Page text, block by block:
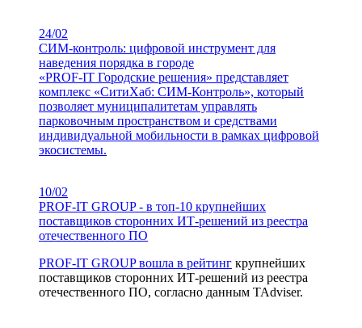
24/02
СИМ-контроль: цифровой инструмент для
наведения порядка в городе
«PROF-IT Городские решения» представляет
комплекс «СитиХаб: СИМ-Контроль», который
позволяет муниципалитетам управлять
парковочным пространством и средствами
индивидуальной мобильности в рамках цифровой
экосистемы.
10/02
PROF-IT GROUP - в топ-10 крупнейших
поставщиков сторонних ИТ-решений из реестра
отечественного ПО
PROF-IT GROUP вошла в рейтинг крупнейших
поставщиков сторонних ИТ-решений из реестра
отечественного ПО, согласно данным TAdviser.